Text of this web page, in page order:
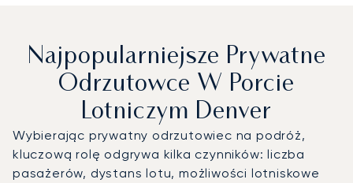
Najpopularniejsze Prywatne
Odrzutowce W Porcie
Lotniczym Denver
Wybierając prywatny odrzutowiec na podróż,
kluczową rolę odgrywa kilka czynników: liczba
pasażerów, dystans lotu, możliwości lotniskowe